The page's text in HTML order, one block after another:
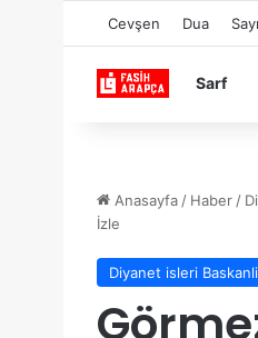
Cevşen Dua
Sarf
Anasayfa / Haber /
İzle
Diyanet isleri